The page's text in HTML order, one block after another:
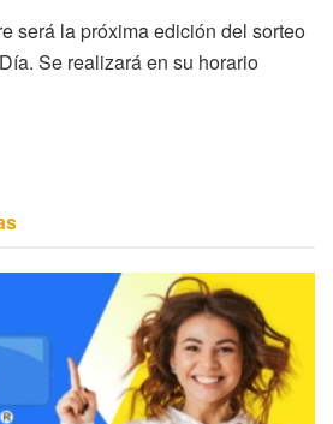
será la próxima edición del sorteo
Se realizará en su horario